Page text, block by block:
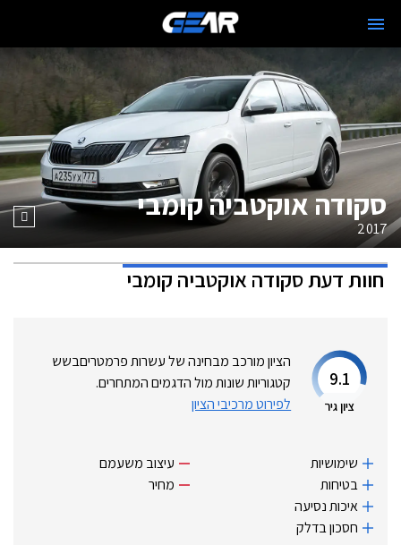
סקודה אוקטביה קומבי
2017
חוות דעתסקודה אוקטביה קומבי
9.1
ציון גיר
הציון מורכב מבחינה של עשרות פרמטריםבשש
קטגוריות שונות מול הדגמים המתחרים.
לפירוט מרכיבי הציון
שימושיות
בטיחות
איכות נסיעה
חסכון בדלק
עיצוב משעמם
מחיר